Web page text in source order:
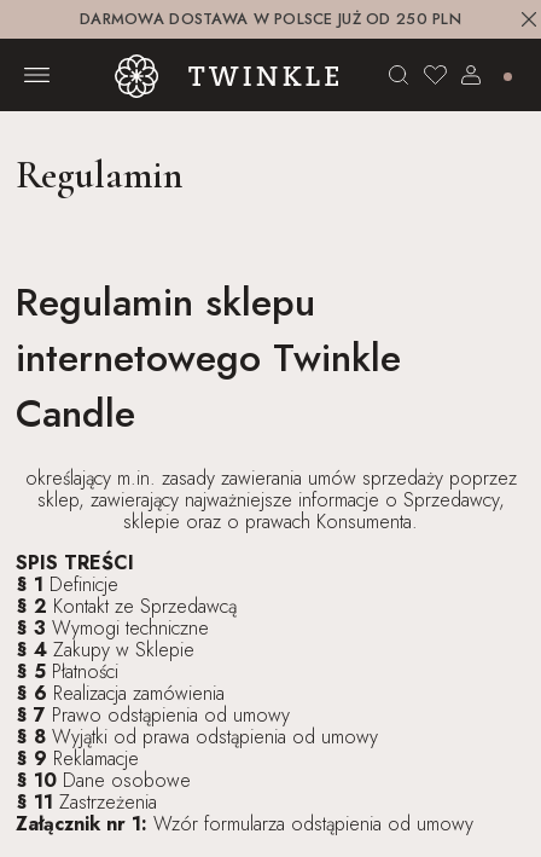
DARMOWA DOSTAWA W POLSCE JUŻ OD 250 PLN
Regulamin
Regulamin sklepu
internetowego Twinkle
Candle
określający m.in. zasady zawierania umów sprzedaży poprzez
sklep, zawierający najważniejsze informacje o Sprzedawcy,
sklepie oraz o prawach Konsumenta.
SPIS TREŚCI
§ 1 Definicje
§ 2 Kontakt ze Sprzedawcą
§ 3 Wymogi techniczne
§ 4Zakupy w Sklepie
§ 5Płatności
§ 6 Realizacja zamówienia
§ 7 Prawo odstąpienia od umowy
§ 8Wyjątki od prawa odstąpienia od umowy
§ 9 Reklamacje
§ 10Dane osobowe
§ 11 Zastrzeżenia
Załącznik nr 1: Wzór formularza odstąpienia od umowy